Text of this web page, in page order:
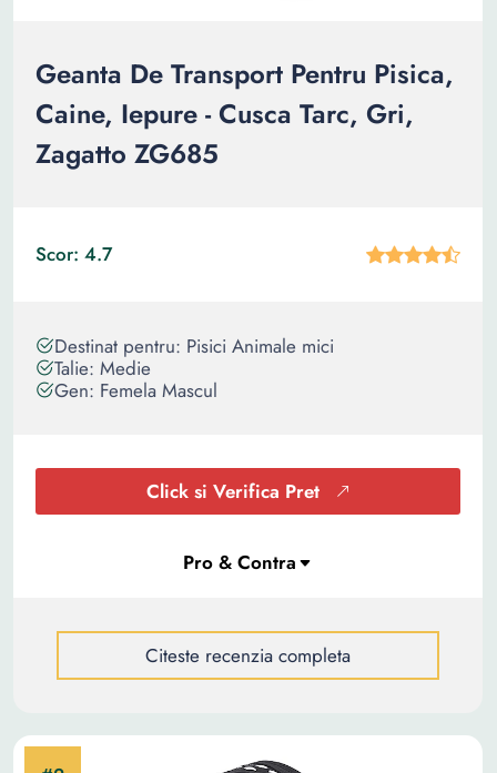
Geanta De Transport Pentru Pisica,
Caine, Iepure - Cusca Tarc, Gri,
Zagatto ZG685
Scor: 4.7
Destinat pentru: Pisici Animale mici
Talie: Medie
Gen: Femela Mascul
Click si Verifica Pret
Citeste recenzia completa